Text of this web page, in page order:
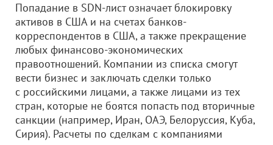
Попадание в SDN-лист означает блокировку
активов в США и на счетах банков-
корреспондентов в США, а также прекращение
любых финансово-экономических
правоотношений. Компании из списка смогут
вести бизнес и заключать сделки только
с российскими лицами, а также лицами из тех
стран, которые не боятся попасть под вторичные
санкции (например, Иран, ОАЭ, Белоруссия, Куба,
Сирия). Расчеты по сделкам с компаниями